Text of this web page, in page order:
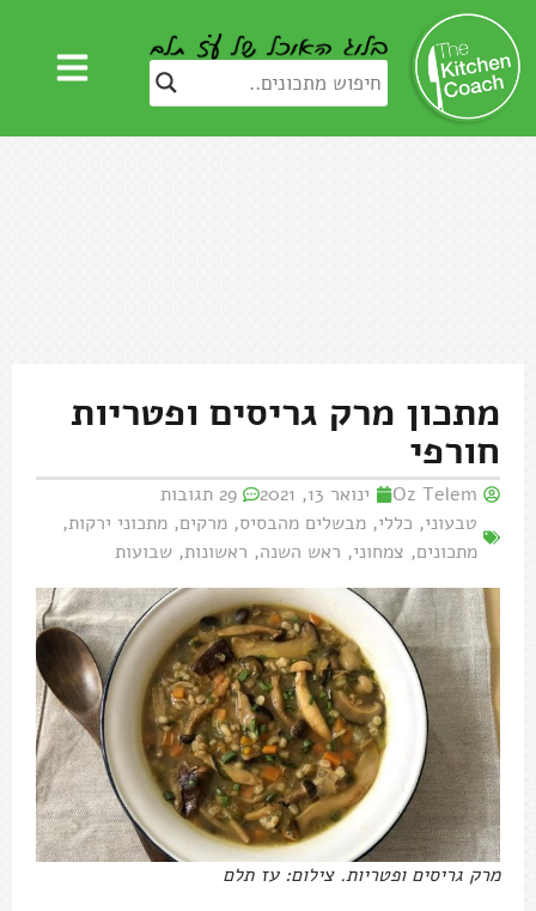
מתכון מרק גריסים ופטריות
חורפי
Oz Telem ינואר 13, 2021
29 תגובות
טבעוני, כללי, מבשלים מהבסיס, מרקים, מתכוני ירקות,
מתכונים, צמחוני, ראש השנה, ראשונות, שבועות
מרק גריסים ופטריות. צילום: עז תלם